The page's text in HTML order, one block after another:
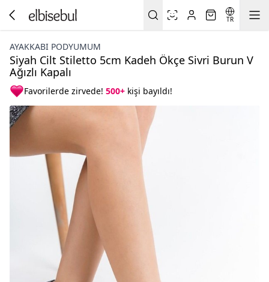
TR
AYAKKABI PODYUMUM
Siyah Cilt Stiletto 5cm Kadeh Ökçe Sivri Burun V
Ağızlı Kapalı
Favorilerde zirvede! 500+ kişi bayıldı!